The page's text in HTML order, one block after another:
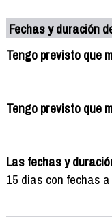
Fechas y duración
Tengo previsto que
Tengo previsto que
Las fechas y
15 dias con fechas